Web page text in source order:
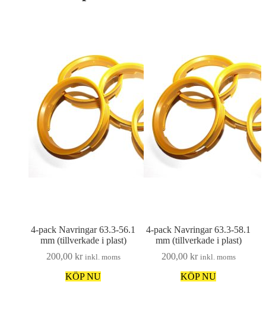
4-pack Navringar 63.3-56.1
mm (tillverkade i plast)
200,00 kr inkl. moms
KÖP NU
4-pack Navringar 63.3-58.1
mm (tillverkade i plast)
200,00 kr inkl. moms
KÖP NU